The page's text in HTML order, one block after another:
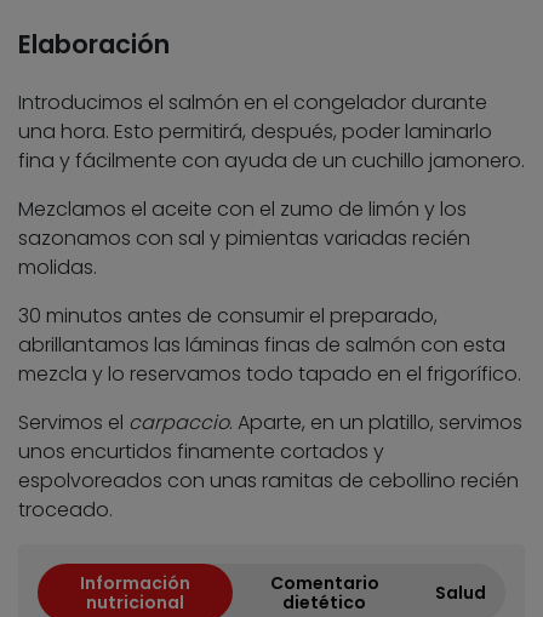
Elaboración
Introducimos el salmón en el congelador durante
una hora. Esto permitirá, después, poder laminarlo
fina y fácilmente con ayuda de un cuchillo jamonero.
Mezclamos el aceite con el zumo de limón y los
sazonamos con sal y pimientas variadas recién
molidas.
30 minutos antes de consumir el preparado,
abrillantamos las láminas finas de salmón con esta
mezcla y lo reservamos todo tapado en el frigorífico.
Servimos el carpaccio. Aparte, en un platillo, servimos
unos encurtidos finamente cortados y
espolvoreados con unas ramitas de cebollino recién
troceado.
Información
nutricional
Comentario
dietético
Salud